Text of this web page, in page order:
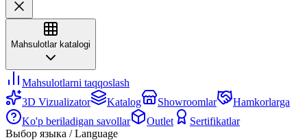
Mahsulotlar katalogi
Mahsulotlarni taqqoslash
3D Vizualizator
Katalog Showroomlar
Hamkorlarga
Ko'p beriladigan savollar
Outlet
Sertifikatlar
Выбор языка / Language